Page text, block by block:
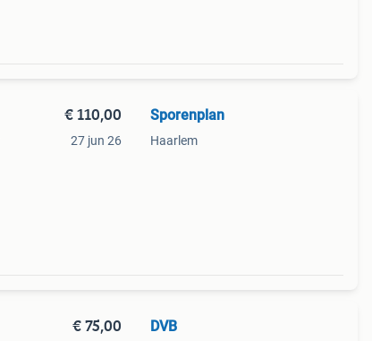
€ 110,00
27 jun 26
Sporenplan
Haarlem
€ 75,00 DVB